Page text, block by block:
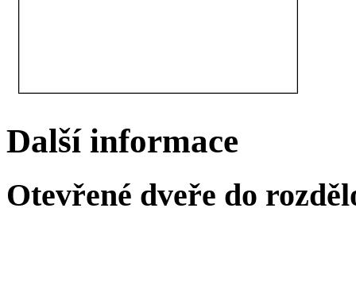
Další informace
Otevřené dveře do